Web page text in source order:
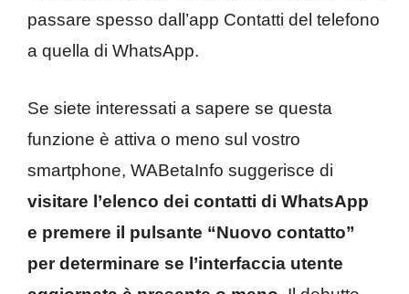
passare spesso dall’app Contatti del telefono
a quella di WhatsApp.
Se siete interessati a sapere se questa
funzione è attiva o meno sul vostro
smartphone, WABetaInfo suggerisce di
visitare l’elenco dei contatti di WhatsApp
e premere il pulsante “Nuovo contatto”
per determinare se l’interfaccia utente